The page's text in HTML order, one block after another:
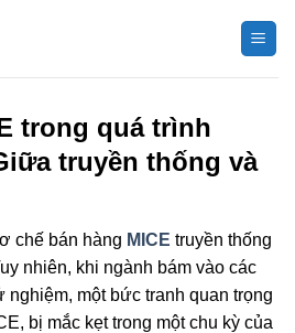
trong quá trình
truyền thống và
chế bán hàng MICE truyền thống
nhiên, khi ngành bám vào các
một bức tranh quan trọng
bị mắc kẹt trong một chu kỳ của